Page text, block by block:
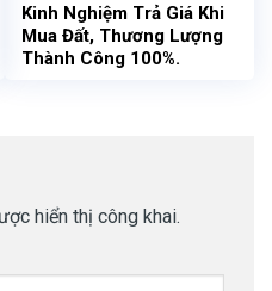
Kinh Nghiệm Trả Giá Khi
Mua Đất, Thương Lượng
Thành Công 100%.
hiển thị công khai.